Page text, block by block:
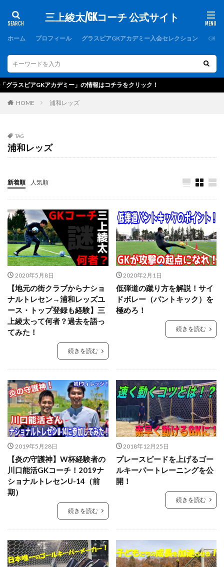
三上綾太/GKコーチ 公式サイト
ホーム プロフィール グラスピアGKアカデミー入会セレクション GK
アカデミー」の情報はコチラをクリック！
HOME 浦和レッズ
TAG
浦和レッズ
新着順 人気順
2020年5月8日
【地元の街クラブからナショ
ナルトレセン→浦和レッズユ
ース・トップ登録も経験】三
上綾太って何者？過去を語っ
てみた！
続きを読む
2020年2月1日
低弾道の蹴り方を解説！サイ
ドボレー（パントキック）を
極めろ！
続きを読む
2019年5月28日
【炎の守護神】W杯経験者の
川口能活GKコーチ！2019ナ
ショナルトレセンU-14（前
期）
続きを読む
2018年12月25日
プレースピードを上げるゴー
ルキーパートレーニングを公
開！
続きを読む
カテゴリー
タグ
1000人突破記念 1周年 1対1
2019
2021年度
2歩 2種登録
erebos
FCバルセロナ
GKコーチ育成コーススタンダード
GKトレーニング
GK専門
GK専門パーソナルトレーニング
GK専門パーソナルトレーニングの第一人者
GK指導
GK理論
GK練習 GK道具
GRASPIA
hosoccer
iPhone JFA
Jリーグ
Jヴィレッジ
McDavid NIKE
NTC
NTC U-14
Thailand international youth Cup
TJY
Twitter
U-14
urawareds Xブロック
YouTube
YOUは何しに日本へ
なでしこ
アタック
インターネット
インナーダイビング
エデルソン
エレボス
オブラク
カイザースラウテルン
カンテラ
キック キャッチング
キャンプ
キーパーグローブ
キーパーコーチ
ギラヴァンツ北九州
クラブチーム
クロス
クロスステップ
クロスボール
コラプシング
コンサドーレ札幌
コーチング
ゴールキーパー
ゴールキーパー練習
ゴールデンエイジ
サイドステップ
サッカー少年
サッカー留学
ザスパクサツ群馬U-15